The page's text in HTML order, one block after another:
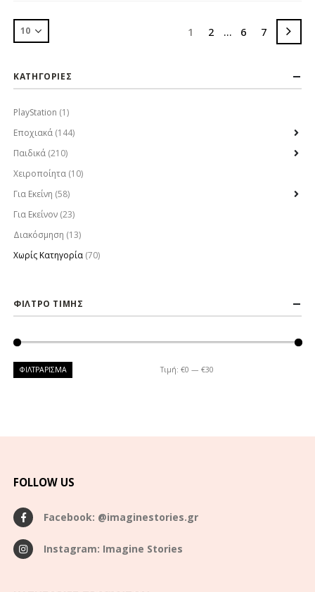
1 2 … 6 7
ΚΑΤΗΓΟΡΙΕΣ
PlayStation (1)
Εποχιακά (144)
Παιδικά (210)
Χειροποίητα (10)
Για Εκείνη (58)
Για Εκείνον (23)
Διακόσμηση (13)
Χωρίς Κατηγορία (70)
ΦΙΛΤΡΟ ΤΙΜΗΣ
ΦΙΛΤΡΆΡΙΣΜΑ Τιμή: €0 — €30
FOLLOW US
Facebook: @imaginestories.gr
Instagram: Imagine Stories